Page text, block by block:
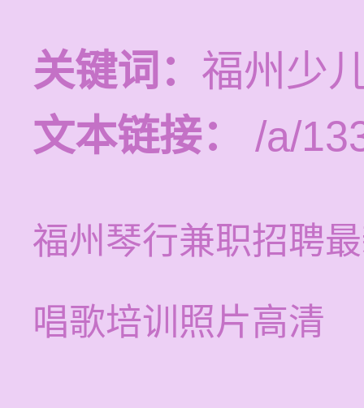
关键词： 福州少
文本链接：
/a/
福州琴行兼职招聘
唱歌培训照片高清